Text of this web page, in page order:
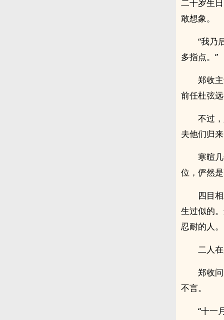
二十岁生
敢想象。
“我乃
多指点。”
郑收
前任杜弦
不过
夫他们归
寒暄
位，俨然
四目
生过似的
忍耐的人。
二人
郑收
不言。
“十一